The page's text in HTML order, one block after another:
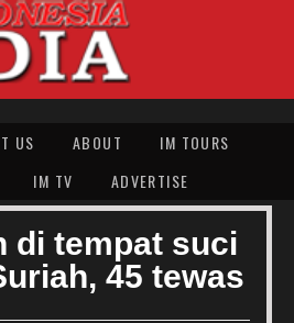
US ABOUT
IM TOURS
IM TV ADVERTISE
di tempat suci
45 tewas